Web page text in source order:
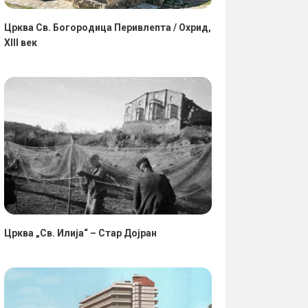
ПОВЕЌЕ
АЛЕКСАНДАР ГИЦОВ
Црква Св. Богородица Перивлепта / Охрид,
XIII век
Црква „Св. Илија“ – Стар Дојран